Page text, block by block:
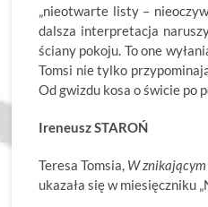
„nieotwarte listy –
dalsza interpretacja
ściany pokoju. To one
Tomsi nie tylko
Od gwizdu kosa o świcie po
Ireneusz STAROŃ
Teresa Tomsia, W
ukazała się w miesięczniku